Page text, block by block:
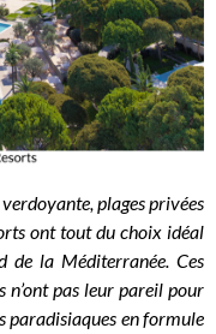
plages privées
ont tout du choix idéal
de la Méditerranée. Ces
n’ont pas leur pareil pour
paradisiaques en formule